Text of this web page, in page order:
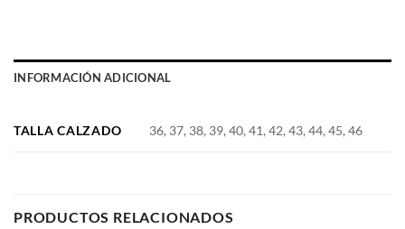
INFORMACIÓN ADICIONAL
TALLA CALZADO 36, 37, 38, 39, 40, 41, 42, 43, 44, 45, 46
PRODUCTOS RELACIONADOS